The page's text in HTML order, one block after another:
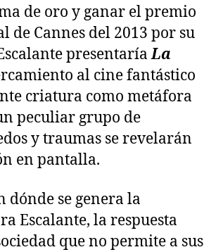
de oro y ganar el premio
de Cannes del 2013 por su
presentaríaLa
al cine fantástico
criatura como metáfora
peculiar grupo de
y traumas se revelarán
en pantalla.
dónde se genera la
Escalante, la respuesta
que no permite a sus